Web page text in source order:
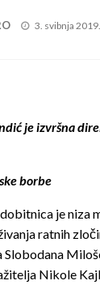
Posted
3. svibnja 2019.
je izvršna
borbe
je niza
ratnih
Slobodana
Nikole